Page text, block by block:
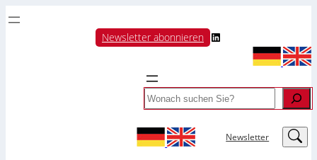
Newsletter abonnieren LinkedIn
Search
Newsletter LinkedIn